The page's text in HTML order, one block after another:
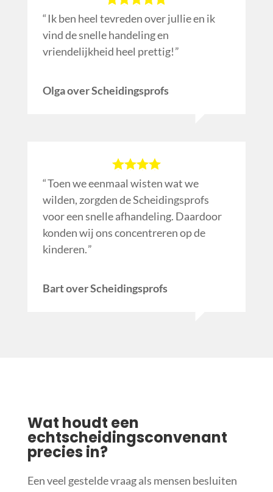
Ik ben heel tevreden over jullie en ik
vind de snelle handeling en
vriendelijkheid heel prettig!
Olga over Scheidingsprofs
Toen we eenmaal wisten wat we
wilden, zorgden de Scheidingsprofs
voor een snelle afhandeling. Daardoor
konden wij ons concentreren op de
kinderen.
Bart over Scheidingsprofs
Wat houdt een
echtscheidingsconvenant
precies in?
Een veel gestelde vraag als mensen besluiten